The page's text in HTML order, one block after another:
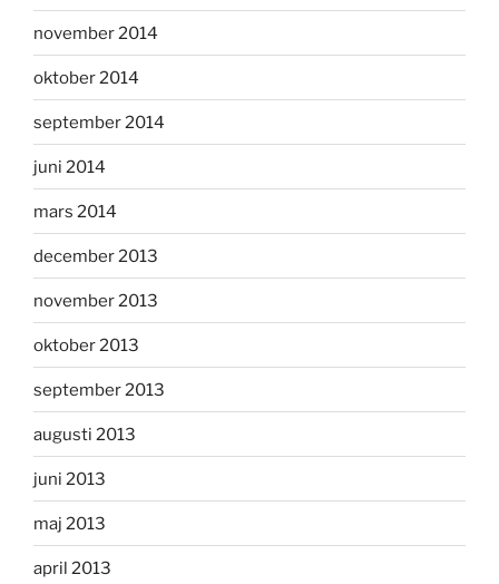
november 2014
oktober 2014
september 2014
juni 2014
mars 2014
december 2013
november 2013
oktober 2013
september 2013
augusti 2013
juni 2013
maj 2013
april 2013